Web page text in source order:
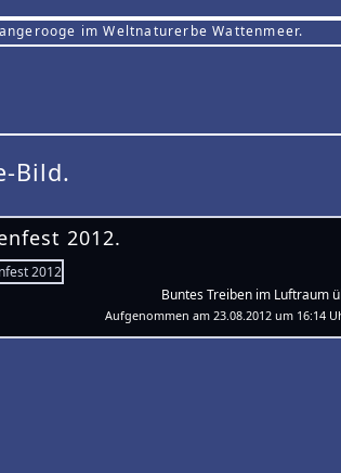
im Weltnaturerbe Wattenmeer.
Bild.
2012.
Buntes Treiben im Luftraum
Aufgenommen am 23.08.2012 um 16:14